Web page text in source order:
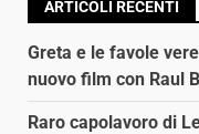
ARTICOLI RECENTI
Greta e le favole
nuovo film con Raul
Raro capolavoro di